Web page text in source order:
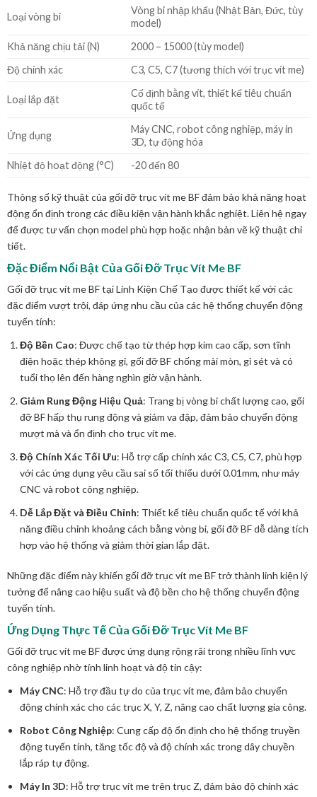
Loại vòng bi
Vòng bi nhập khẩu (Nhật Bản, Đức, tùy
model)
Khả năng chịu tải (N)
2000 – 15000 (tùy model)
Độ chính xác
C3, C5, C7 (tương thích với trục vít me)
Loại lắp đặt
Cố định bằng vít, thiết kế tiêu chuẩn
quốc tế
Ứng dụng
Máy CNC, robot công nghiệp, máy in
3D, tự động hóa
Nhiệt độ hoạt động (°C)
-20 đến 80
Thông số kỹ thuật của gối đỡ trục vít me BF đảm bảo khả năng hoạt
động ổn định trong các điều kiện vận hành khắc nghiệt. Liên hệ ngay
để được tư vấn chọn model phù hợp hoặc nhận bản vẽ kỹ thuật chi
tiết.
Đặc Điểm Nổi Bật Của Gối Đỡ Trục Vít Me BF
Gối đỡ trục vít me BF tại Linh Kiện Chế Tạo được thiết kế với các
đặc điểm vượt trội, đáp ứng nhu cầu của các hệ thống chuyển động
tuyến tính:
Độ Bền Cao: Được chế tạo từ thép hợp kim cao cấp, sơn tĩnh
điện hoặc thép không gỉ, gối đỡ BF chống mài mòn, gỉ sét và có
tuổi thọ lên đến hàng nghìn giờ vận hành.
Giảm Rung Động Hiệu Quả: Trang bị vòng bi chất lượng cao, gối
đỡ BF hấp thụ rung động và giảm va đập, đảm bảo chuyển động
mượt mà và ổn định cho trục vít me.
Độ Chính Xác Tối Ưu: Hỗ trợ cấp chính xác C3, C5, C7, phù hợp
với các ứng dụng yêu cầu sai số tối thiểu dưới 0.01mm, như máy
CNC và robot công nghiệp.
Dễ Lắp Đặt và Điều Chỉnh: Thiết kế tiêu chuẩn quốc tế với khả
năng điều chỉnh khoảng cách bằng vòng bi, gối đỡ BF dễ dàng tích
hợp vào hệ thống và giảm thời gian lắp đặt.
Những đặc điểm này khiến gối đỡ trục vít me BF trở thành linh kiện lý
tưởng để nâng cao hiệu suất và độ bền cho hệ thống chuyển động
tuyến tính.
Ứng Dụng Thực Tế Của Gối Đỡ Trục Vít Me BF
Gối đỡ trục vít me BF được ứng dụng rộng rãi trong nhiều lĩnh vực
công nghiệp nhờ tính linh hoạt và độ tin cậy:
Máy CNC: Hỗ trợ đầu tự do của trục vít me, đảm bảo chuyển
động chính xác cho các trục X, Y, Z, nâng cao chất lượng gia công.
Robot Công Nghiệp: Cung cấp độ ổn định cho hệ thống truyền
động tuyến tính, tăng tốc độ và độ chính xác trong dây chuyền
lắp ráp tự động.
Máy In 3D: Hỗ trợ trục vít me trên trục Z, đảm bảo độ chính xác